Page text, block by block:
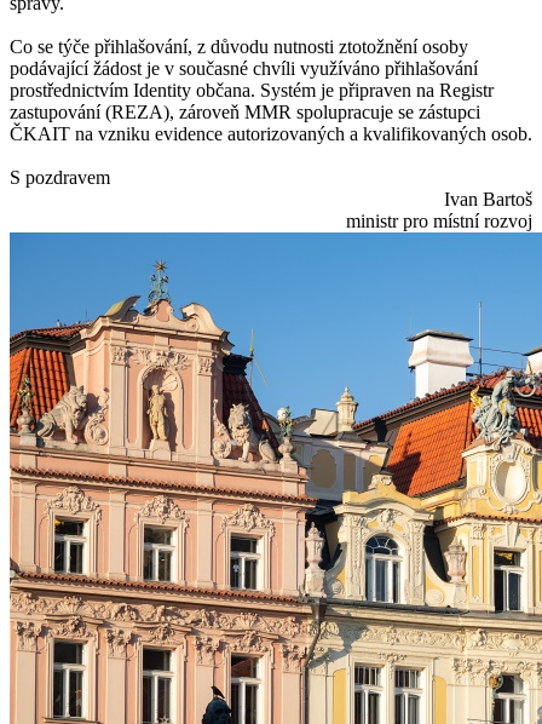
Co se týče přihlašování, z důvodu nutnosti ztotožnění osoby
podávající žádost je v současné chvíli využíváno přihlašování
prostřednictvím Identity občana. Systém je připraven na Registr
zastupování (REZA), zároveň MMR spolupracuje se zástupci
ČKAIT na vzniku evidence autorizovaných a kvalifikovaných osob.
S pozdravem
Ivan Bartoš
ministr pro místní rozvoj